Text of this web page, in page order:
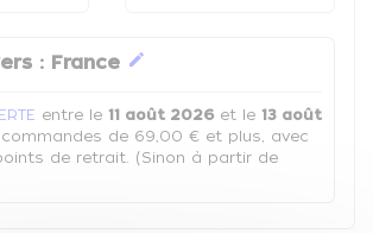
: France edit
entre le 11 août 2026 et le 13 août
de 69,00 € et plus, avec
de retrait. (Sinon à partir de